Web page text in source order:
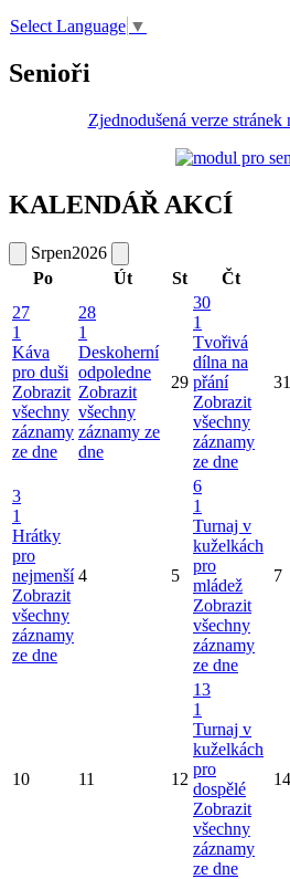
Select Language ▼
Senioři
Zjednodušená verze stránek
KALENDÁŘ AKCÍ
Srpen2026
Po
Út St Čt
27
1
Káva
pro duši
Zobrazit
všechny
záznamy
ze dne
28
1
Deskoherní
odpoledne
Zobrazit
všechny
záznamy ze
dne
29
30
1
Tvořivá
dílna na
přání
Zobrazit
všechny
záznamy
ze dne
31
3
1
Hrátky
pro
nejmenší
Zobrazit
všechny
záznamy
ze dne
4 5
6
1
Turnaj v
kuželkách
pro
mládež
Zobrazit
všechny
záznamy
ze dne
7
10 11 12
13
1
Turnaj v
kuželkách
pro
dospělé
Zobrazit
všechny
záznamy
ze dne
14